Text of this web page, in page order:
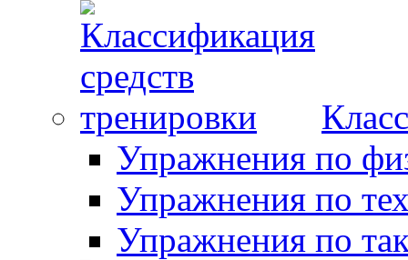
Упражнения по
Упражнения по
Упражнения по